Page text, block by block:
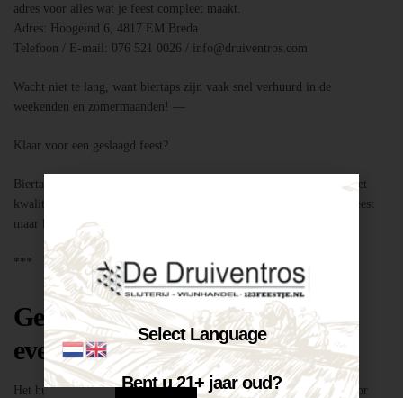
adres voor alles wat je feest compleet maakt.
Adres: Hoogeind 6, 4817 EM Breda
Telefoon / E-mail: 076 521 0026 / info@druiventros.com
Wacht niet te lang, want biertaps zijn vaak snel verhuurd in de
weekenden en zomermaanden! —
Klaar voor een geslaagd feest?
Biertap huren locatie Breda – snel geregeld via Druiventros.com, met
kwaliteit en service van Slijterij Breda “de Druiventros”. Laat het feest
maar komen!
***
Geschikt voor elk type feest of
evenement
Het huren van een biertap in locatie Breda is niet alleen geschikt voor
Select Language
Bent u 21+ jaar oud?